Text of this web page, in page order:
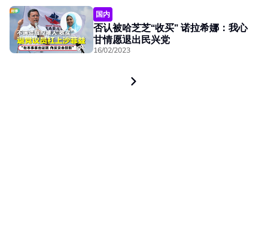
国内
否认被哈芝芝“收买” 诺拉希娜：我心
甘情愿退出民兴党
16/02/2023